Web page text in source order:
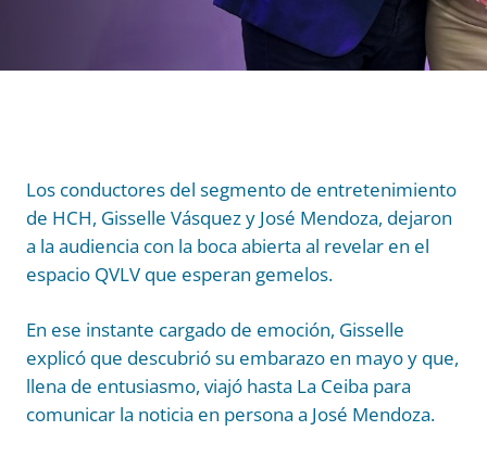
Los conductores del segmento de entretenimiento
de HCH, Gisselle Vásquez y José Mendoza, dejaron
a la audiencia con la boca abierta al revelar en el
espacio QVLV que esperan gemelos.
En ese instante cargado de emoción, Gisselle
explicó que descubrió su embarazo en mayo y que,
llena de entusiasmo, viajó hasta La Ceiba para
comunicar la noticia en persona a José Mendoza.